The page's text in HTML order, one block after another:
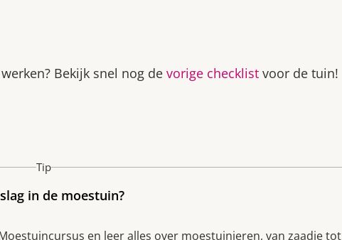
Bekijk snel nog de vorige checklist voor de tuin!
Tip
in de moestuin?
en leer alles over moestuinieren, van zaadje tot